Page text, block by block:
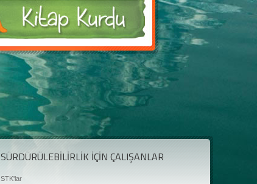
SÜRDÜRÜLEBİLİRLİK İÇİN ÇALIŞANLAR
STK'lar